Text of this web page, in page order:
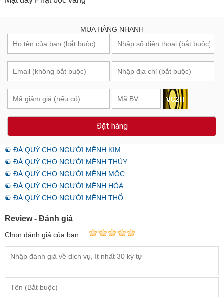
MUA HÀNG NHANH
Đặt hàng
☯ ĐÁ QUÝ CHO NGƯỜI MỆNH KIM
☯ ĐÁ QUÝ CHO NGƯỜI MỆNH THỦY
☯ ĐÁ QUÝ CHO NGƯỜI MỆNH MỘC
☯ ĐÁ QUÝ CHO NGƯỜI MỆNH HỎA
☯ ĐÁ QUÝ CHO NGƯỜI MỆNH THỔ
Review - Đánh giá
Chọn đánh giá của bạn